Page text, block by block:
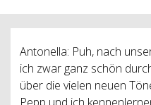
Antonella: Puh, nach
ich zwar ganz schön
über die vielen neuen